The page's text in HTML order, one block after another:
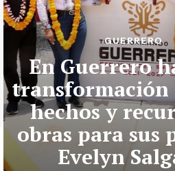
GUERRERO
En Guerrero
transformación
hechos y
obras para sus
Evelyn